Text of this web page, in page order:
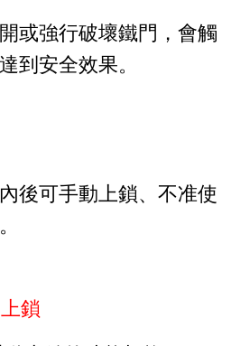
或強行破壞鐵門，會觸
到安全效果。
後可手動上鎖、不准使
鎖